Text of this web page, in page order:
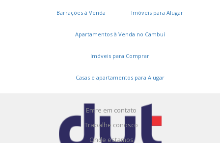
Barrações à Venda Imóveis para Alugar
Apartamentos à Venda no Cambuí
Imóveis para Comprar
Casas e apartamentos para Alugar
Serviços
Cadastros e Propostas
Cadastre seu imóvel
Entre em contato
Trabalhe conosco
Onde estamos